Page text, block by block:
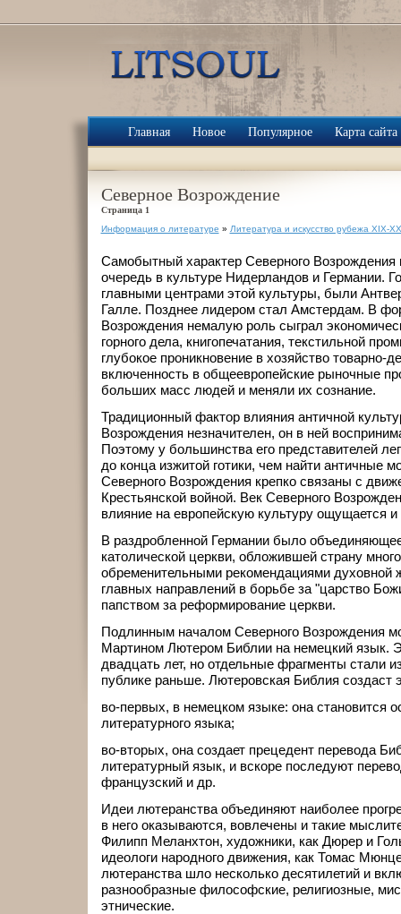
Главная Новое Популярное Карта сайта
Северное Возрождение
Страница 1
Информация о литературе » Литература и искусство рубежа XIX-
Самобытный характер Северного Возрождения
очередь в культуре Нидерландов и Германии.
главными центрами этой культуры, были
Галле. Позднее лидером стал Амстердам. В
Возрождения немалую роль сыграл
горного дела, книгопечатания, текстильной
глубокое проникновение в хозяйство товарно-
включенность в общеевропейские рыночные
больших масс людей и меняли их сознание.
Традиционный фактор влияния античной
Возрождения незначителен, он в ней
Поэтому у большинства его представителей
до конца изжитой готики, чем найти античные
Северного Возрождения крепко связаны с
Крестьянской войной. Век Северного
влияние на европейскую культуру ощущается и
В раздробленной Германии было
католической церкви, обложившей страну
обременительными рекомендациями духовной
главных направлений в борьбе за "царство
папством за реформирование церкви.
Подлинным началом Северного Возрождения
Мартином Лютером Библии на немецкий язык.
двадцать лет, но отдельные фрагменты стали
публике раньше. Лютеровская Библия создаст
во-первых, в немецком языке: она становится
литературного языка;
во-вторых, она создает прецедент перевода
литературный язык, и вскоре последуют
французский и др.
Идеи лютеранства объединяют наиболее
в него оказываются, вовлечены и такие
Филипп Меланхтон, художники, как Дюрер и
идеологи народного движения, как Томас
лютеранства шло несколько десятилетий и
разнообразные философские, религиозные,
этнические.